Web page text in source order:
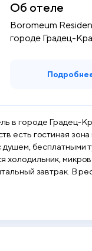
Об отеле
Boromeum
городе Градец-
в городе Градец-
единице размещения имеется
душем,
микроволновая печь
В ресторане Boromeum